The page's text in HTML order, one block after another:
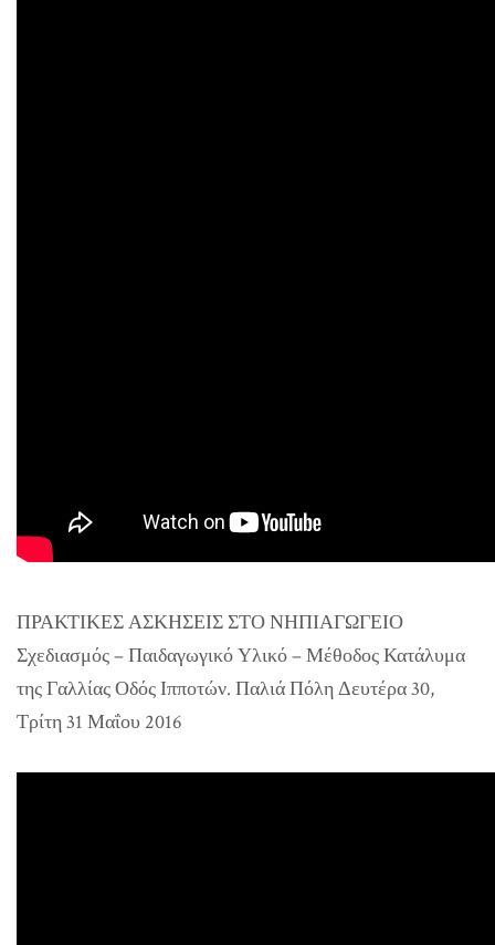
ΠΡΑΚΤΙΚΕΣ ΑΣΚΗΣΕΙΣ ΣΤΟ ΝΗΠΙΑΓΩΓΕΙΟ
Σχεδιασμός – Παιδαγωγικό Υλικό – Μέθοδος Κατάλυμα
της Γαλλίας Οδός Ιπποτών. Παλιά Πόλη Δευτέρα 30,
Τρίτη 31 Μαΐου 2016